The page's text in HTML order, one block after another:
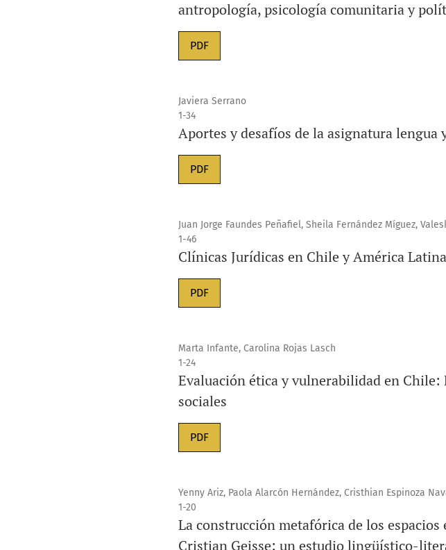
antropología, psicología comunitaria y
PDF
Javiera Serrano
1-34
Aportes y desafíos de la asignatura
PDF
Juan Jorge Faundes Peñafiel, Sheila Fernández Míguez,
1-46
Clínicas Jurídicas en Chile y América
PDF
Marta Infante, Carolina Rojas Lasch
1-24
Evaluación ética y vulnerabilidad en
sociales
PDF
Yenny Ariz, Paola Alarcón Hernández, Cristhian Espinoza
1-20
La construcción metafórica de los
Cristian Geisse: un estudio lingüístico-